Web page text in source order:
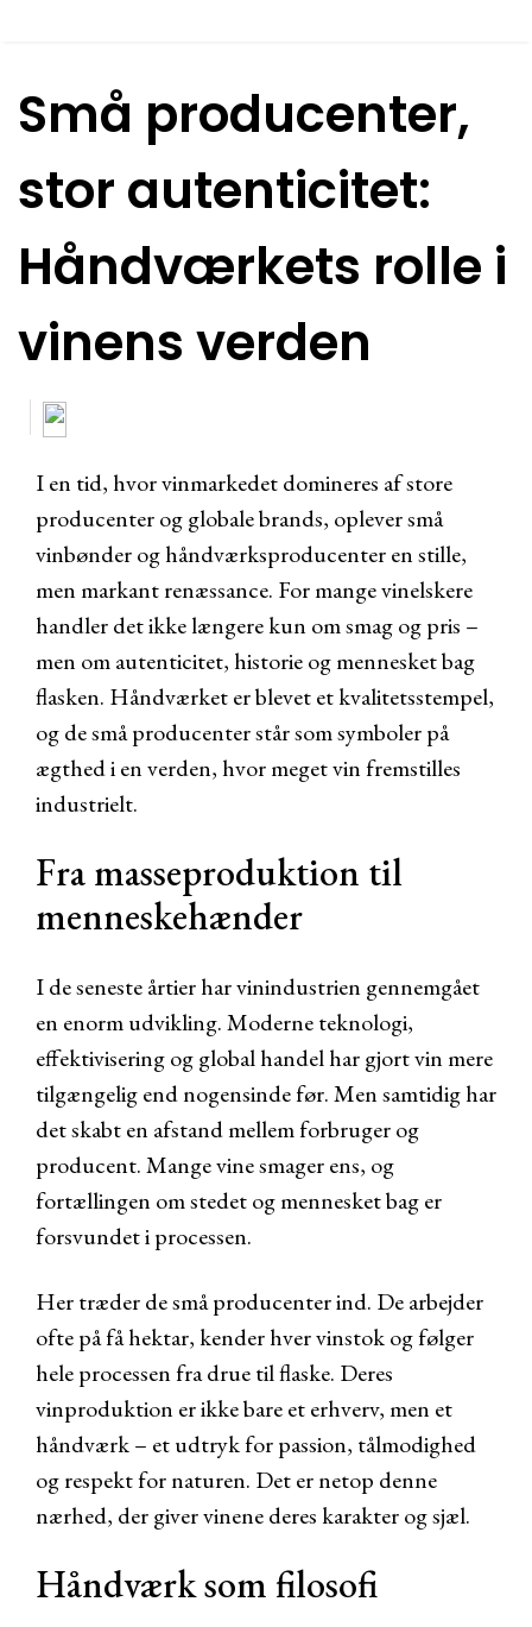
Små producenter,
stor autenticitet:
Håndværkets rolle i
vinens verden
I en tid, hvor vinmarkedet domineres af store
producenter og globale brands, oplever små
vinbønder og håndværksproducenter en stille,
men markant renæssance. For mange vinelskere
handler det ikke længere kun om smag og pris –
men om autenticitet, historie og mennesket bag
flasken. Håndværket er blevet et kvalitetsstempel,
og de små producenter står som symboler på
ægthed i en verden, hvor meget vin fremstilles
industrielt.
Fra masseproduktion til
menneskehænder
I de seneste årtier har vinindustrien gennemgået
en enorm udvikling. Moderne teknologi,
effektivisering og global handel har gjort vin mere
tilgængelig end nogensinde før. Men samtidig har
det skabt en afstand mellem forbruger og
producent. Mange vine smager ens, og
fortællingen om stedet og mennesket bag er
forsvundet i processen.
Her træder de små producenter ind. De arbejder
ofte på få hektar, kender hver vinstok og følger
hele processen fra drue til flaske. Deres
vinproduktion er ikke bare et erhverv, men et
håndværk – et udtryk for passion, tålmodighed
og respekt for naturen. Det er netop denne
nærhed, der giver vinene deres karakter og sjæl.
Håndværk som filosofi